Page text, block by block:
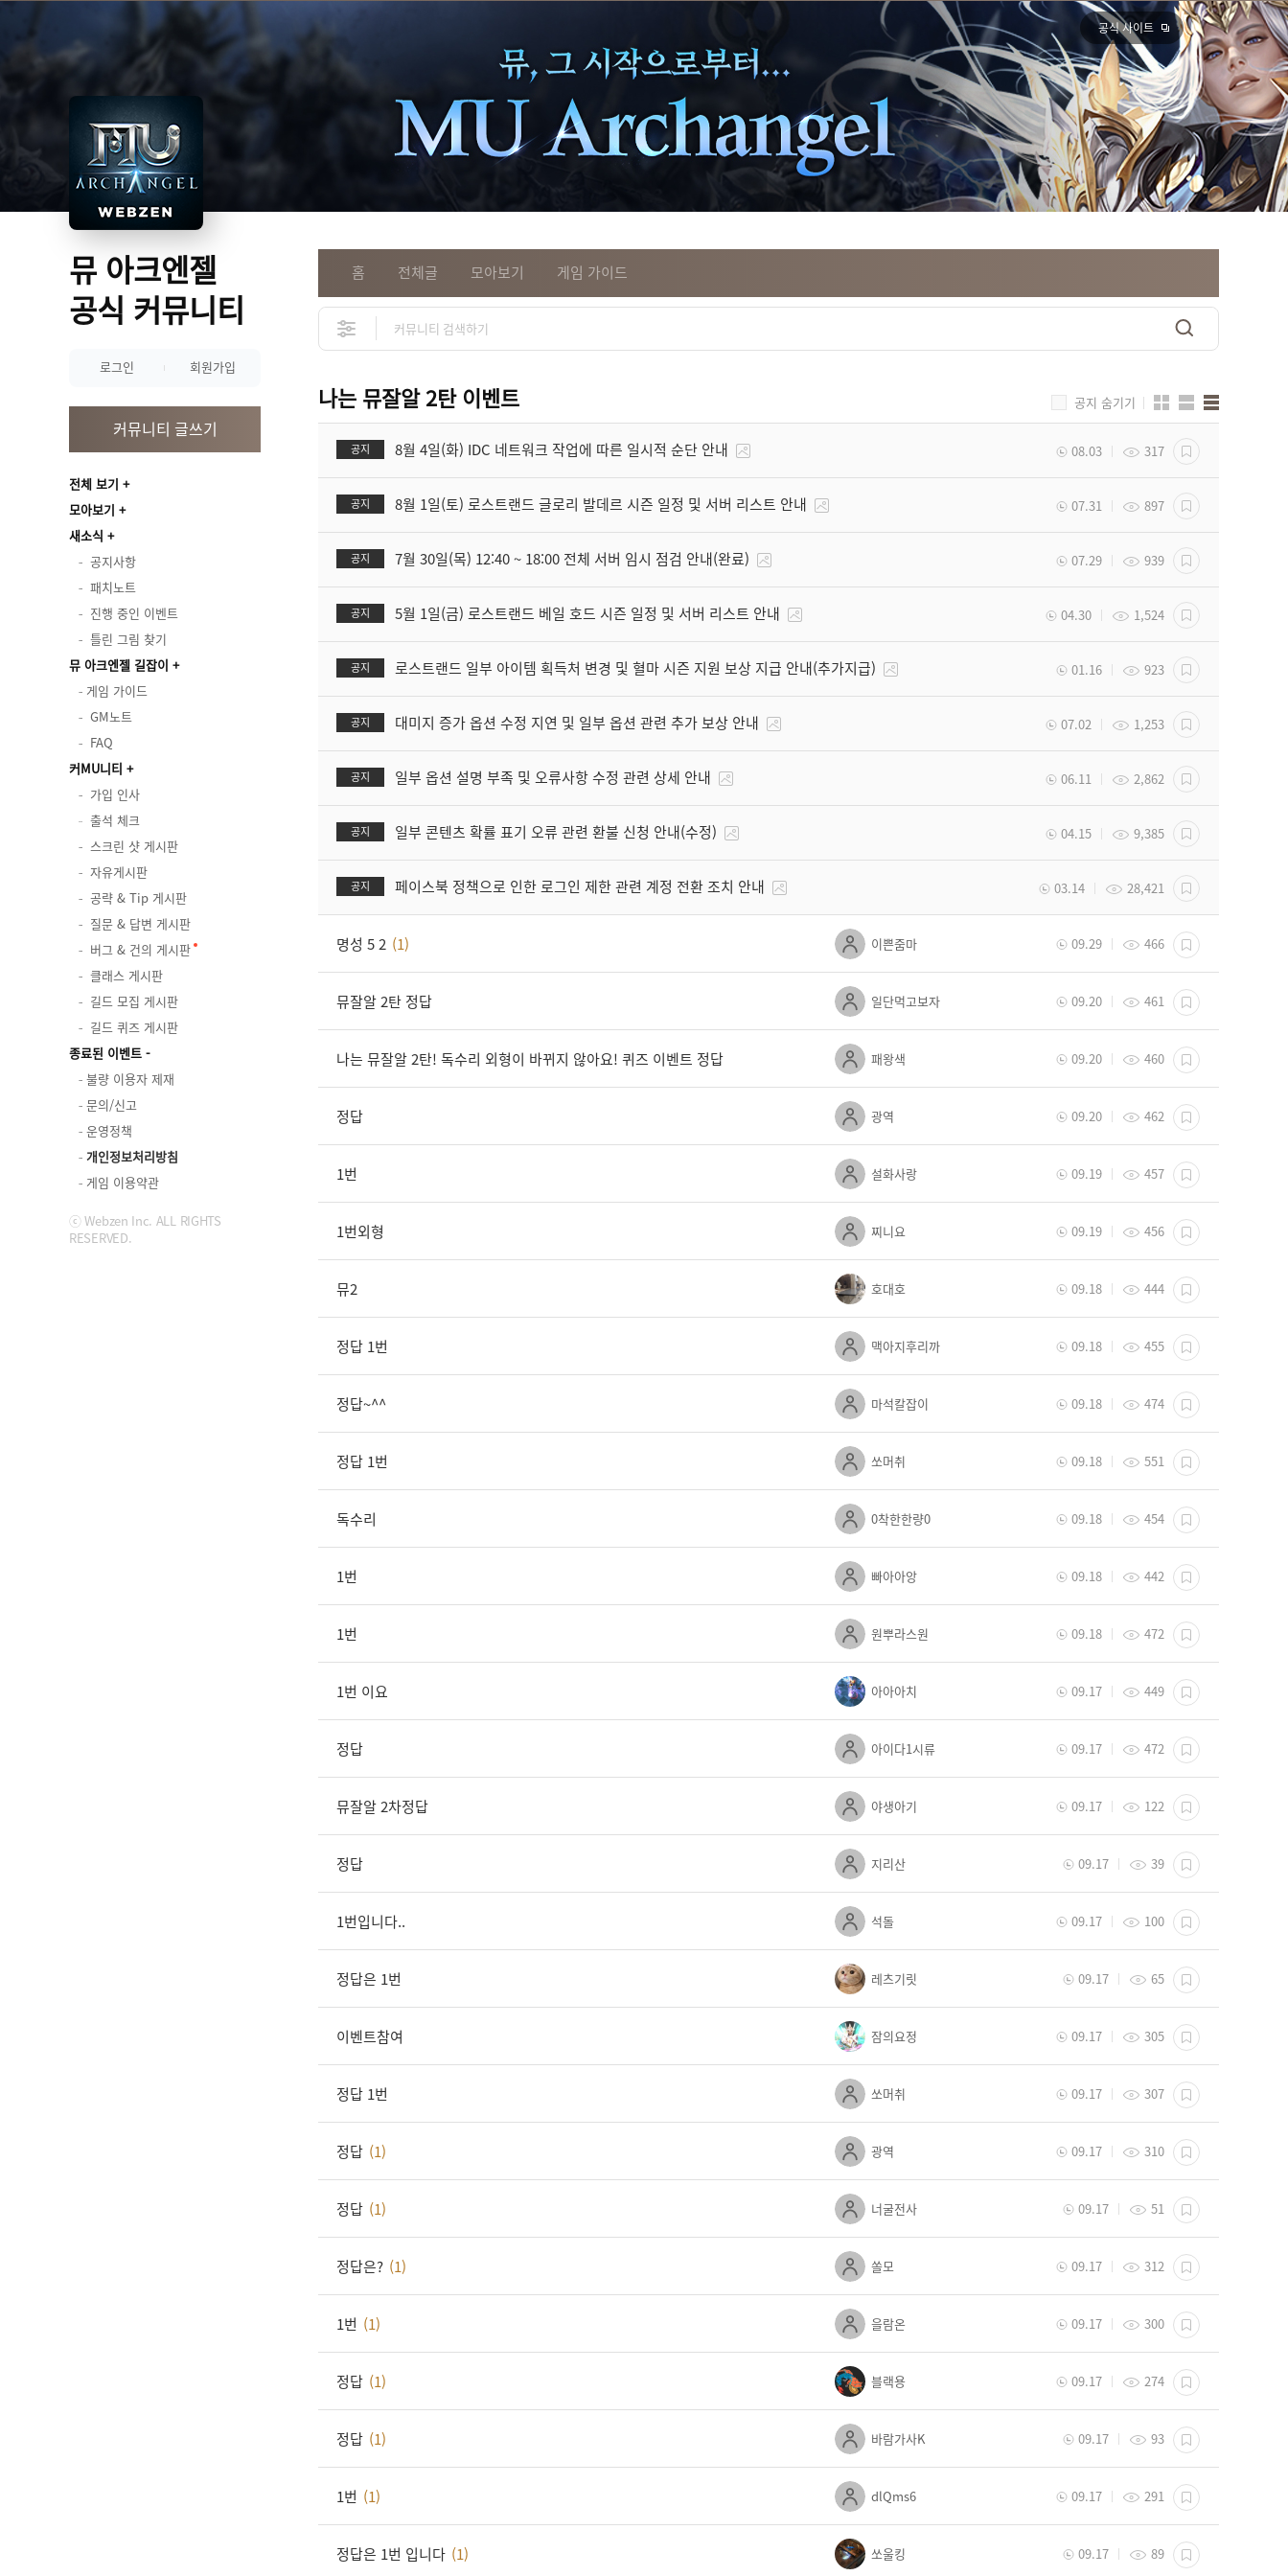
공식 사이트
뮤 아크엔젤
공식 커뮤니티
로그인 회원가입
커뮤니티 글쓰기
전체 보기
모아보기
새소식
공지사항
패치노트
진행 중인 이벤트
틀린 그림 찾기
뮤 아크엔젤 길잡이
게임 가이드
GM노트
FAQ
커MU니티
가입 인사
출석 체크
스크린 샷 게시판
자유게시판
공략 & Tip 게시판
질문 & 답변 게시판
버그 & 건의 게시판
클래스 게시판
길드 모집 게시판
길드 퀴즈 게시판
종료된 이벤트
불량 이용자 제재
문의/신고
운영정책
개인정보처리방침
게임 이용약관
ⓒ Webzen Inc. ALL RIGHTS
RESERVED.
홈 전체글 모아보기 게임 가이드
나는 뮤잘알 2탄 이벤트 공지 숨기기
공지 8월 4일(화) IDC 네트워크 작업에 따른 일시적 순단 안내 08.03 317
공지 8월 1일(토) 로스트랜드 글로리 발데르 시즌 일정 및 서버 리스트 안내 07.31 897
공지 7월 30일(목) 12:40 ~ 18:00 전체 서버 임시 점검 안내(완료) 07.29 939
공지 5월 1일(금) 로스트랜드 베일 호드 시즌 일정 및 서버 리스트 안내 04.30 1,524
공지 로스트랜드 일부 아이템 획득처 변경 및 혈마 시즌 지원 보상 지급 안내(추가지급) 01.16 923
공지 대미지 증가 옵션 수정 지연 및 일부 옵션 관련 추가 보상 안내 07.02 1,253
공지 일부 옵션 설명 부족 및 오류사항 수정 관련 상세 안내 06.11 2,862
공지 일부 콘텐츠 확률 표기 오류 관련 환불 신청 안내(수정) 04.15 9,385
공지 페이스북 정책으로 인한 로그인 제한 관련 계정 전환 조치 안내 03.14 28,421
명성 5 2 (1) 이쁜줌마 09.29 466
뮤잘알 2탄 정답 일단먹고보자 09.20 461
나는 뮤잘알 2탄! 독수리 외형이 바뀌지 않아요! 퀴즈 이벤트 정답 패왕색 09.20 460
정답 광역 09.20 462
1번 설화사랑 09.19 457
1번외형 찌니요 09.19 456
뮤2 호대호 09.18 444
정답 1번 맥아지후리까 09.18 455
정답~^^ 마석칼잡이 09.18 474
정답 1번 쏘머취 09.18 551
독수리 0착한한량0 09.18 454
1번 빠아아앙 09.18 442
1번 원뿌라스원 09.18 472
1번 이요 아아아치 09.17 449
정답 아이다1시류 09.17 472
뮤잘알 2차정답 야생아기 09.17 122
정답 지리산 09.17 39
1번입니다.. 석돌 09.17 100
정답은 1번 레츠기릿 09.17 65
이벤트참여 잠의요정 09.17 305
정답 1번 쏘머취 09.17 307
정답 (1) 광역 09.17 310
정답 (1) 너굴전사 09.17 51
정답은? (1) 쏠모 09.17 312
1번 (1) 을람온 09.17 300
정답 (1) 블랙용 09.17 274
정답 (1) 바람가사K 09.17 93
1번 (1) dlQms6 09.17 291
정답은 1번 입니다 (1) 쏘울킹 09.17 89